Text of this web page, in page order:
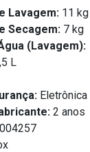
Lavagem: 11 kg
Secagem: 7 kg
(Lavagem):
L
Eletrônica
2 anos